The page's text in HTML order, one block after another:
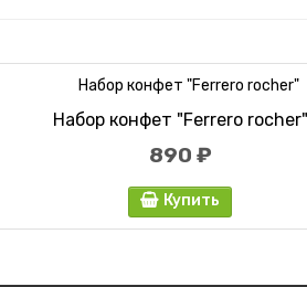
Набор конфет "Ferrero rocher"
890 ₽
Купить